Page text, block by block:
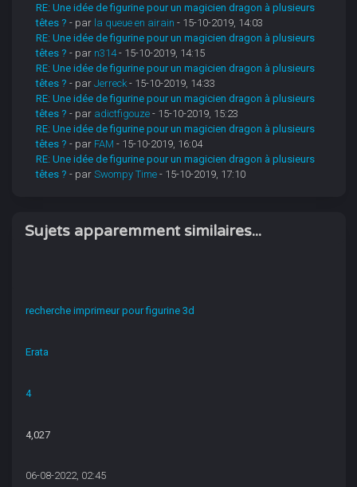
RE: Une idée de figurine pour un magicien dragon à plusieurs
têtes ? - par la queue en airain - 15-10-2019, 14:03
RE: Une idée de figurine pour un magicien dragon à plusieurs
têtes ? - par n314- 15-10-2019, 14:15
RE: Une idée de figurine pour un magicien dragon à plusieurs
têtes ? - parJerreck - 15-10-2019, 14:33
RE: Une idée de figurine pour un magicien dragon à plusieurs
têtes ? - par adictfigouze - 15-10-2019, 15:23
RE: Une idée de figurine pour un magicien dragon à plusieurs
têtes ? - par FAM - 15-10-2019, 16:04
RE: Une idée de figurine pour un magicien dragon à plusieurs
têtes ? - parSwompy Time - 15-10-2019, 17:10
Sujets apparemment similaires...
recherche imprimeur pour figurine 3d
Erata
4
4,027
06-08-2022, 02:45